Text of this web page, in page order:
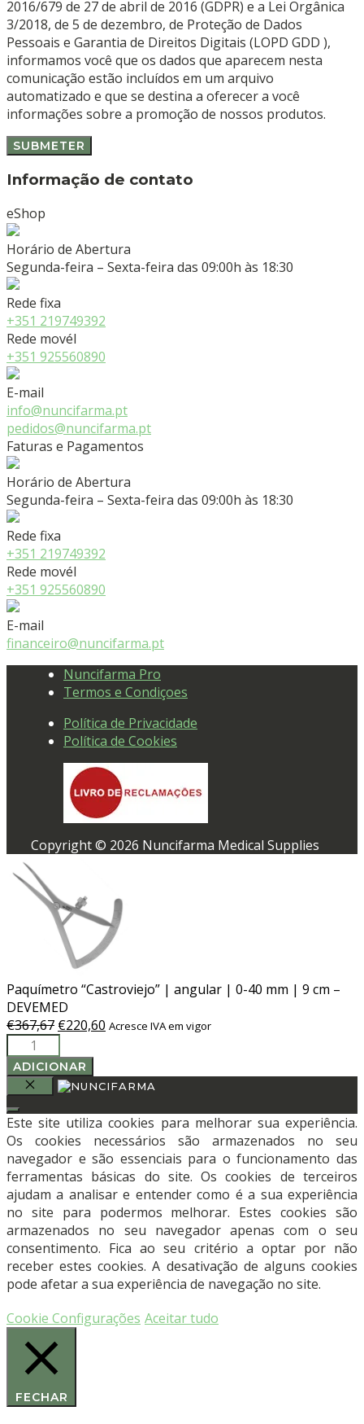
2016/679 de 27 de abril de 2016 (GDPR) e a Lei Orgânica
3/2018, de 5 de dezembro, de Proteção de Dados
Pessoais e Garantia de Direitos Digitais (LOPD GDD ),
informamos você que os dados que aparecem nesta
comunicação estão incluídos em um arquivo
automatizado e que se destina a oferecer a você
informações sobre a promoção de nossos produtos.
Informação de contato
eShop
Horário de Abertura
Segunda-feira – Sexta-feira das 09:00h às 18:30
Rede fixa
+351 219749392
Rede movél
+351 925560890
E-mail
info@nuncifarma.pt
pedidos@nuncifarma.pt
Faturas e Pagamentos
Horário de Abertura
Segunda-feira – Sexta-feira das 09:00h às 18:30
Rede fixa
+351 219749392
Rede movél
+351 925560890
E-mail
financeiro@nuncifarma.pt
Nuncifarma Pro
Termos e Condiçoes
Política de Privacidade
Política de Cookies
Copyright © 2026 Nuncifarma Medical Supplies
Paquímetro “Castroviejo” | angular | 0-40 mm | 9 cm –
DEVEMED
€367,67 O
original
era:
€367,67.
€220,60 O
é:
€220,60.
Acresce IVA em vigor
Quantidade
de
Paquímetro
"Castroviejo"
|
angular
|
0-
40
mm
|
9
cm
-
DEVEMED
ADICIONAR
Este site utiliza cookies para melhorar sua experiência.
Os cookies necessários são armazenados no seu
navegador e são essenciais para o funcionamento das
ferramentas básicas do site. Os cookies de terceiros
ajudam a analisar e entender como é a sua experiência
no site para podermos melhorar. Estes cookies são
armazenados no seu navegador apenas com o seu
consentimento. Fica ao seu critério a optar por não
receber estes cookies. A desativação de alguns cookies
pode afetar a sua experiência de navegação no site.
Cookie Configurações Aceitar tudo
FECHAR